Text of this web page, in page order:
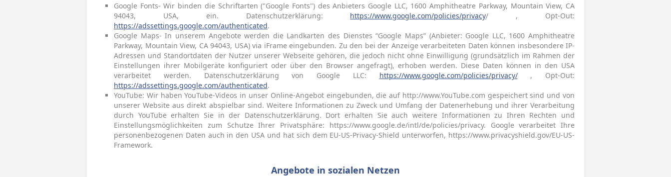
Google Fonts- Wir binden die Schriftarten ("Google Fonts") des Anbieters Google LLC, 1600 Amphitheatre Parkway, Mountain View, CA
94043, USA, ein. Datenschutzerklärung: https://www.google.com/policies/privacy/ , Opt-Out:
https://adssettings.google.com/authenticated.
Google Maps- In unserem Angebote werden die Landkarten des Dienstes “Google Maps” (Anbieter: Google LLC, 1600 Amphitheatre
Parkway, Mountain View, CA 94043, USA) via iFrame eingebunden. Zu den bei der Anzeige verarbeiteten Daten können insbesondere IP-
Adressen und Standortdaten der Nutzer unserer Webseite gehören, die jedoch nicht ohne Einwilligung (grundsätzlich im Rahmen der
Einstellungen ihrer Mobilgeräte konfiguriert oder über den Browser angefragt), erhoben werden. Diese Daten können in den USA
verarbeitet werden. Datenschutzerklärung von Google LLC: https://www.google.com/policies/privacy/, Opt-Out:
https://adssettings.google.com/authenticated.
YouTube: Wir haben YouTube-Videos in unser Online-Angebot eingebunden, die auf http://www.YouTube.com gespeichert sind und von
unserer Website aus direkt abspielbar sind. Weitere Informationen zu Zweck und Umfang der Datenerhebung und ihrer Verarbeitung
durch YouTube erhalten Sie in der Datenschutzerklärung. Dort erhalten Sie auch weitere Informationen zu Ihren Rechten und
Einstellungsmöglichkeiten zum Schutze Ihrer Privatsphäre: https://www.google.de/intl/de/policies/privacy. Google verarbeitet Ihre
personenbezogenen Daten auch in den USA und hat sich dem EU-US-Privacy-Shield unterworfen, https://www.privacyshield.gov/EU-US-
Framework.
Angebote in sozialen Netzen